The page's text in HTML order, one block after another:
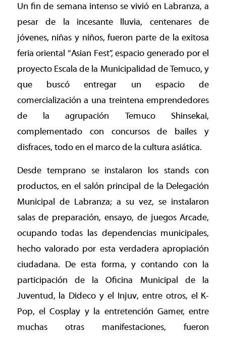
Un fin de semana intenso se vivió en Labranza, a
pesar de la incesante lluvia, centenares de
jóvenes, niñas y niños, fueron parte de la exitosa
feria oriental “Asian Fest”, espacio generado por el
proyecto Escala de la Municipalidad de Temuco, y
que buscó entregar un espacio de
comercialización a una treintena emprendedores
de la agrupación Temuco Shinsekai,
complementado con concursos de bailes y
disfraces, todo en el marco de la cultura asiática.
Desde temprano se instalaron los stands con
productos, en el salón principal de la Delegación
Municipal de Labranza; a su vez, se instalaron
salas de preparación, ensayo, de juegos Arcade,
ocupando todas las dependencias municipales,
hecho valorado por esta verdadera apropiación
ciudadana. De esta forma, y contando con la
participación de la Oficina Municipal de la
Juventud, la Dideco y el Injuv, entre otros, el K-
Pop, el Cosplay y la entretención Gamer, entre
muchas otras manifestaciones, fueron